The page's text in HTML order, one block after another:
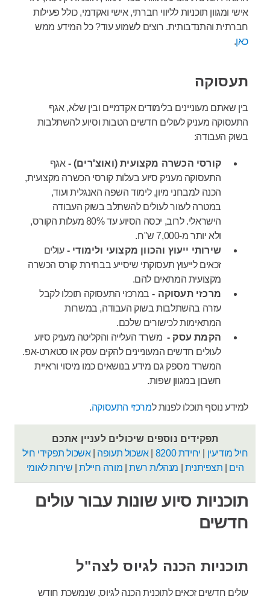
אישי ומגוון תוכניות לליווי חברתי, אישי ואקדמי, כולל פעילות
חברתית והתנדבותית. רוצים לשמוע עוד? כל המידע ממש
כאן.
תעסוקה
בין שאתם מעוניינים בלימודים אקדמיים ובין שלא, אגף
התעסוקה מעניק לעולים חדשים הטבות וסיוע להשתלבות
בשוק העבודה:
קורסי הכשרה מקצועית (ואוצ'רים) -אגף
התעסוקה מעניק סיוע בעלות קורסי הכשרה מקצועית,
הכנה למבחני מיון, לימוד השפה האנגלית ועוד,
במטרה לעזור לעולים להשתלב בשוק העבודה
הישראלי. לרוב, יכסה הסיוע עד 80% מעלות הקורס,
ולא יותר מ-7,000 ש"ח.
שירותי ייעוץ והכוון מקצועי ולימודי -עולים
זכאים לייעוץ תעסוקתי שיסייע בבחירת קורס הכשרה
מקצועית המתאים להם.
מרכזי תעסוקה - במרכזי התעסוקה תוכלו לקבל
עזרה בהשתלבות בשוק העבודה, במשרות
המתאימות לכישורים שלכם.
הקמת עסק - משרד העלייה והקליטה מעניק סיוע
לעולים חדשים המעוניינים להקים עסק או סטארט-אפ.
המשרד מספק גם מידע בנושאים כמו מיסוי וראיית
חשבון במגוון שפות.
למידע נוסף תוכלו לפנות למרכזי התעסוקה.
תפקידים נוספים שיכולים לעניין אתכם
חיל מודיעין
יחידת 8200 |אשכול תעופה |אשכול תפקידי חיל
הים
תצפיתנית מנהל/ת רשת מורה חיילת| שירות לאומי
תוכניות סיוע שונות עבור עולים
חדשים
תוכניות הכנה לגיוס לצה"ל
עולים חדשים זכאים לתוכנית הכנה לגיוס, שנמשכת חודש